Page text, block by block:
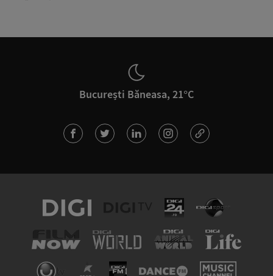
București Băneasa, 21°C